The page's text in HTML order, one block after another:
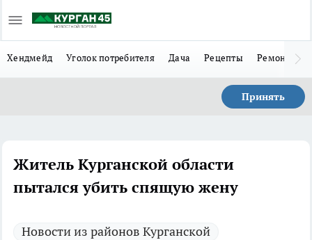
Хендмейд Уголок потребителя Дача Рецепты Ремонт
Принять
Житель Курганской области
пытался убить спящую жену
Новости из районов Курганской